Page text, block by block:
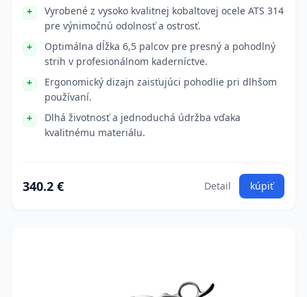
Vyrobené z vysoko kvalitnej kobaltovej ocele ATS 314
pre výnimočnú odolnosť a ostrosť.
Optimálna dĺžka 6,5 palcov pre presný a pohodlný
strih v profesionálnom kaderníctve.
Ergonomický dizajn zaisťujúci pohodlie pri dlhšom
používaní.
Dlhá životnosť a jednoduchá údržba vďaka
kvalitnému materiálu.
340.2 € Detail kúpiť